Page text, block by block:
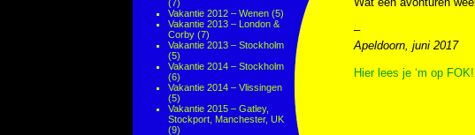
(7)
Vakantie 2012 – Wenen (5)
Vakantie 2013 – London &
Corby (7)
Vakantie 2013 – Stockholm
(5)
Vakantie 2014 – Stockholm
(6)
Vakantie 2014 – Vlissingen
(5)
Vakantie 2015 – Gatley,
Stockport, Manchester, UK
(9)
–
Apeldoorn, juni 2017
Hier lees je ‘m op FOK!